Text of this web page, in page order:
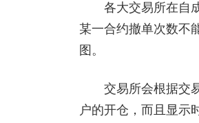
各大交易所在自成
某一合约撤单次数不
图。
交易所会根据交易
户的开仓，而且显示